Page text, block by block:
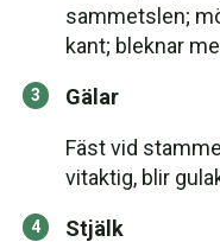
sammetslen;
kant; bleknar
Gälar
Fäst vid
vitaktig, blir
Stjälk